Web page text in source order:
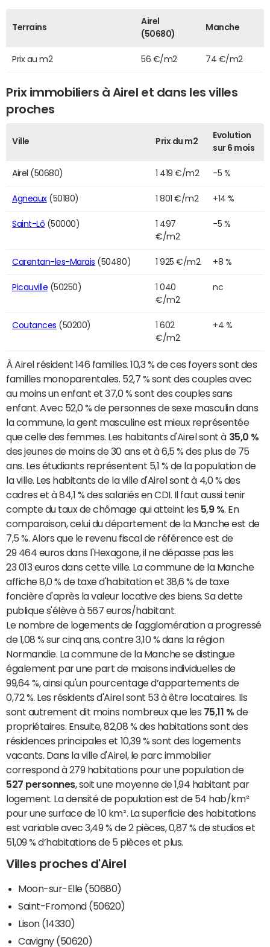
Terrains
Airel
(50680)
Manche
Prix au m2 56 €/m2 74 €/m2
Prix immobiliers à Airel et dans les villes
proches
Ville Prix du m2
Evolution
sur 6 mois
Airel (50680) 1 419 €/m2 -5 %
Agneaux(50180) 1 801 €/m2 +14 %
Saint-Lô (50000)
1 497
€/m2
-5 %
Carentan-les-Marais (50480) 1 925 €/m2 +8 %
Picauville (50250)
1 040
€/m2
nc
Coutances (50200)
1 602
€/m2
+4 %
À Airel résident 146 familles. 10,3 % de ces foyers sont des
familles monoparentales. 52,7 % sont des couples avec
au moins un enfant et 37,0 % sont des couples sans
enfant. Avec 52,0 % de personnes de sexe masculin dans
la commune, la gent masculine est mieux représentée
que celle des femmes. Les habitants d'Airel sont à 35,0 %
des jeunes de moins de 30 ans et à 6,5 % des plus de 75
ans. Les étudiants représentent 5,1 % de la population de
la ville. Les habitants de la ville d'Airel sont à 4,0 % des
cadres et à 84,1 % des salariés en CDI. Il faut aussi tenir
compte du taux de chômage qui atteint les 5,9 %. En
comparaison, celui du département de la Manche est de
7,5 %. Alors que le revenu fiscal de référence est de
29 464 euros dans l'Hexagone, il ne dépasse pas les
23 013 euros dans cette ville. La commune de la Manche
affiche 8,0 % de taxe d'habitation et 38,6 % de taxe
foncière d'après la valeur locative des biens. Sa dette
publique s'élève à 567 euros/habitant.
Le nombre de logements de l'agglomération a progressé
de 1,08 % sur cinq ans, contre 3,10 % dans la région
Normandie. La commune de la Manche se distingue
également par une part de maisons individuelles de
99,64 %, ainsi qu'un pourcentage d’appartements de
0,72 %. Les résidents d'Airel sont 53 à être locataires. Ils
sont autrement dit moins nombreux que les 75,11 % de
propriétaires. Ensuite, 82,08 % des habitations sont des
résidences principales et 10,39 % sont des logements
vacants. Dans la ville d'Airel, le parc immobilier
correspond à 279 habitations pour une population de
527 personnes, soit une moyenne de 1,94 habitant par
logement. La densité de population est de 54 hab/km²
pour une surface de 10 km². La superficie des habitations
est variable avec 3,49 % de 2 pièces, 0,87 % de studios et
51,09 % d’habitations de 5 pièces et plus.
Villes proches d'Airel
Moon-sur-Elle (50680)
Saint-Fromond (50620)
Lison (14330)
Cavigny (50620)